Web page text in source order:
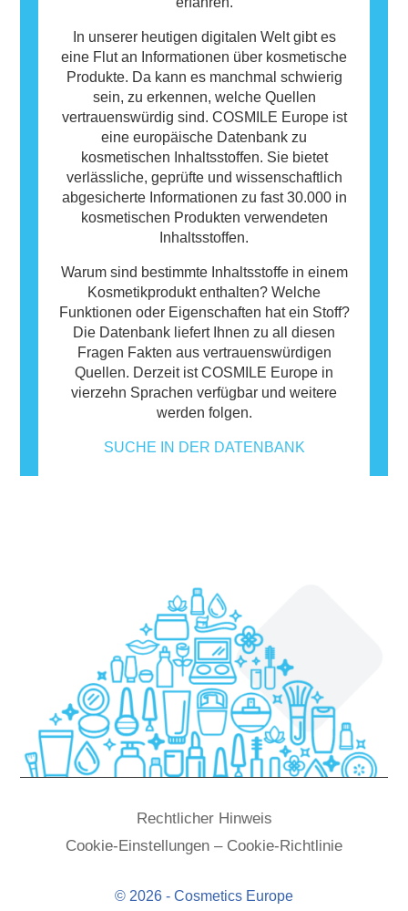
In unserer heutigen digitalen Welt gibt es
eine Flut an Informationen über kosmetische
Produkte. Da kann es manchmal schwierig
sein, zu erkennen, welche Quellen
vertrauenswürdig sind. COSMILE Europe ist
eine europäische Datenbank zu
kosmetischen Inhaltsstoffen. Sie bietet
verlässliche, geprüfte und wissenschaftlich
abgesicherte Informationen zu fast 30.000 in
kosmetischen Produkten verwendeten
Inhaltsstoffen.
Warum sind bestimmte Inhaltsstoffe in einem
Kosmetikprodukt enthalten? Welche
Funktionen oder Eigenschaften hat ein Stoff?
Die Datenbank liefert Ihnen zu all diesen
Fragen Fakten aus vertrauenswürdigen
Quellen. Derzeit ist COSMILE Europe in
vierzehn Sprachen verfügbar und weitere
werden folgen.
SUCHE IN DER DATENBANK
Rechtlicher Hinweis
Cookie-Einstellungen – Cookie-Richtlinie
© 2026 - Cosmetics Europe